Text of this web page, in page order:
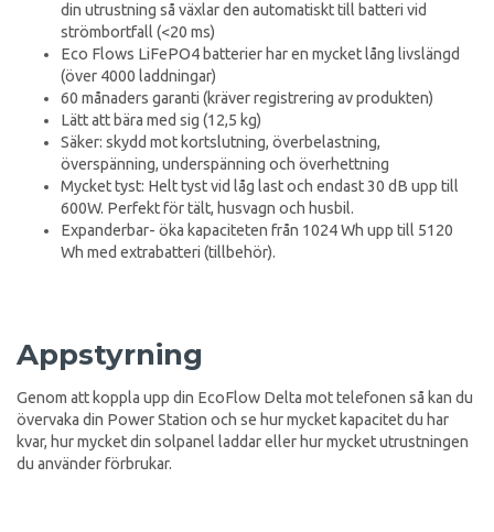
din utrustning så växlar den automatiskt till batteri vid
strömbortfall (<20 ms)
Eco Flows LiFePO4 batterier har en mycket lång livslängd
(över 4000 laddningar)
60 månaders garanti (kräver registrering av produkten)
Lätt att bära med sig (12,5 kg)
Säker: skydd mot kortslutning, överbelastning,
överspänning, underspänning och överhettning
Mycket tyst: Helt tyst vid låg last och endast 30 dB upp till
600W. Perfekt för tält, husvagn och husbil.
Expanderbar- öka kapaciteten från 1024 Wh upp till 5120
Wh med extrabatteri (tillbehör).
Appstyrning
Genom att koppla upp din EcoFlow Delta mot telefonen så kan du
övervaka din Power Station och se hur mycket kapacitet du har
kvar, hur mycket din solpanel laddar eller hur mycket utrustningen
du använder förbrukar.